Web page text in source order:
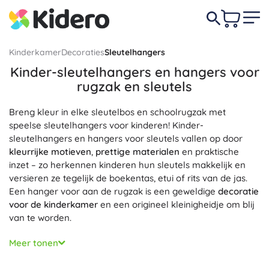
KinderkamerDecoratiesSleutelhangers
Kinder-sleutelhangers en hangers voor
rugzak en sleutels
Breng kleur in elke sleutelbos en schoolrugzak met
speelse sleutelhangers voor kinderen! Kinder-
sleutelhangers en hangers voor sleutels vallen op door
kleurrijke motieven, prettige materialen en praktische
inzet – zo herkennen kinderen hun sleutels makkelijk en
versieren ze tegelijk de boekentas, etui of rits van de jas.
Een hanger voor aan de rugzak is een geweldige decoratie
voor de kinderkamer en een origineel kleinigheidje om blij
van te worden.
Sleutelhangers voor kinderen zijn
met gladde vormen zonder scherpe randen. Een stevige
Meer tonen